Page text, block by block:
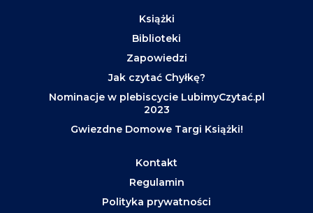
Książki
Biblioteki
Zapowiedzi
Jak czytać Chyłkę?
Nominacje w plebiscycie LubimyCzytać.pl
2023
Gwiezdne Domowe Targi Książki!
Kontakt
Regulamin
Polityka prywatności